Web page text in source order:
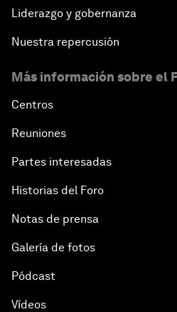
Liderazgo y gobernanza
Nuestra repercusión
Más información sobre el
Centros
Reuniones
Partes interesadas
Historias del Foro
Notas de prensa
Galería de fotos
Pódcast
Vídeos